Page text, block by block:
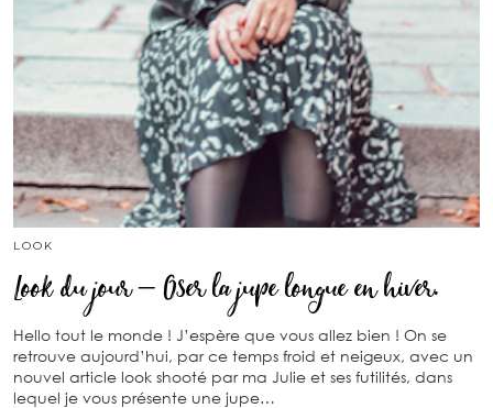
LOOK
Look du jour – Oser la jupe longue en hiver.
Hello tout le monde ! J’espère que vous allez bien ! On se
retrouve aujourd’hui, par ce temps froid et neigeux, avec un
nouvel article look shooté par ma Julie et ses futilités, dans
lequel je vous présente une jupe…